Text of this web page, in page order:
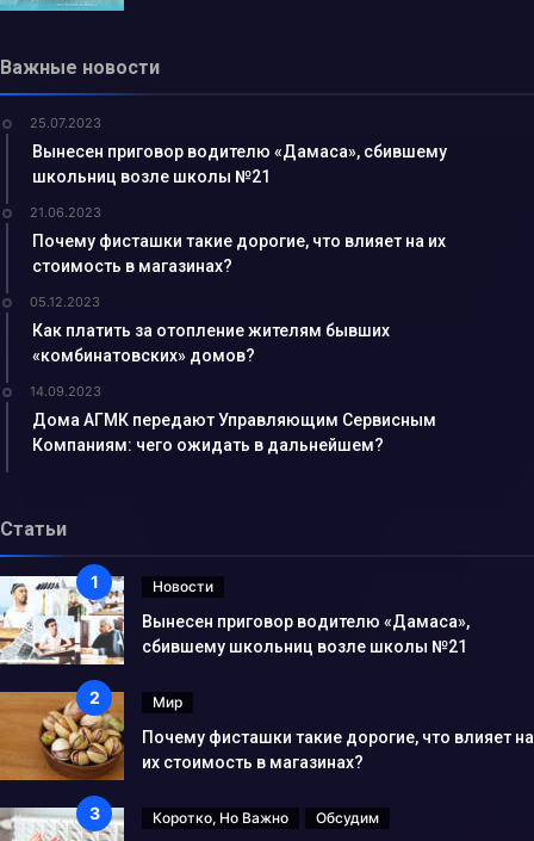
Важные новости
25.07.2023
Вынесен приговор водителю «Дамаса», сбившему
школьниц возле школы №21
21.06.2023
Почему фисташки такие дорогие, что влияет на их
стоимость в магазинах?
05.12.2023
Как платить за отопление жителям бывших
«комбинатовских» домов?
14.09.2023
Дома АГМК передают Управляющим Сервисным
Компаниям: чего ожидать в дальнейшем?
Статьи
Новости
Вынесен приговор водителю «Дамаса»,
сбившему школьниц возле школы №21
Мир
Почему фисташки такие дорогие, что влияет на
их стоимость в магазинах?
Коротко, Но Важно Обсудим